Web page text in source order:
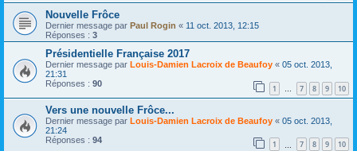
Nouvelle Frôce
Dernier message par Paul Rogin « 11 oct. 2013, 12:15
Réponses : 3
Présidentielle Française 2017
Dernier message par Louis-Damien Lacroix de Beaufoy « 05 oct. 2013,
21:31
Réponses : 90 1 … 7 8 9 10
Vers une nouvelle Frôce...
Dernier message par Louis-Damien Lacroix de Beaufoy « 05 oct. 2013,
21:24
Réponses : 94 1 7 8 9 10